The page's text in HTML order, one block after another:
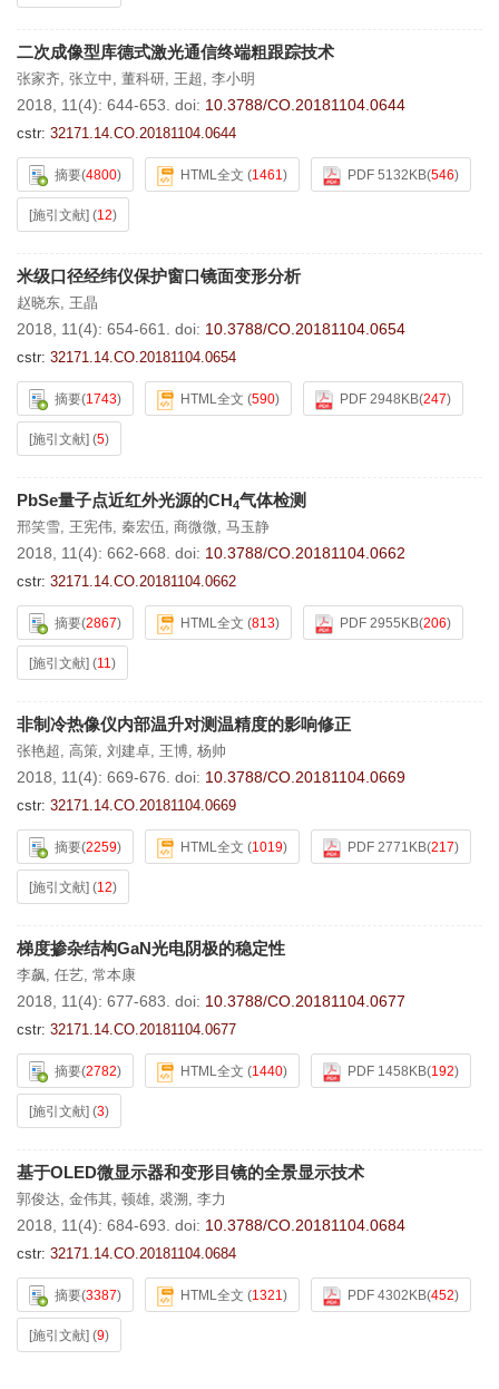
二次成像型库德式激光通信终端粗跟踪技术
张家齐, 张立中, 董科研, 王超, 李小明
2018, 11(4): 644-653. doi: 10.3788/CO.20181104.0644
cstr: 32171.14.CO.20181104.0644
摘要(4800) HTML全文 (1461) PDF 5132KB(546)
[施引文献] (12)
米级口径经纬仪保护窗口镜面变形分析
赵晓东, 王晶
2018, 11(4): 654-661. doi: 10.3788/CO.20181104.0654
cstr: 32171.14.CO.20181104.0654
摘要(1743) HTML全文 (590) PDF 2948KB(247)
[施引文献] (5)
PbSe量子点近红外光源的CH4气体检测
邢笑雪, 王宪伟, 秦宏伍, 商微微, 马玉静
2018, 11(4): 662-668. doi: 10.3788/CO.20181104.0662
cstr: 32171.14.CO.20181104.0662
摘要(2867) HTML全文 (813) PDF 2955KB(206)
[施引文献] (11)
非制冷热像仪内部温升对测温精度的影响修正
张艳超, 高策, 刘建卓, 王博, 杨帅
2018, 11(4): 669-676. doi: 10.3788/CO.20181104.0669
cstr: 32171.14.CO.20181104.0669
摘要(2259) HTML全文 (1019) PDF 2771KB(217)
[施引文献] (12)
梯度掺杂结构GaN光电阴极的稳定性
李飙, 任艺, 常本康
2018, 11(4): 677-683. doi: 10.3788/CO.20181104.0677
cstr: 32171.14.CO.20181104.0677
摘要(2782) HTML全文 (1440) PDF 1458KB(192)
[施引文献] (3)
基于OLED微显示器和变形目镜的全景显示技术
郭俊达, 金伟其, 顿雄, 裘溯, 李力
2018, 11(4): 684-693. doi: 10.3788/CO.20181104.0684
cstr: 32171.14.CO.20181104.0684
摘要(3387) HTML全文 (1321) PDF 4302KB(452)
[施引文献] (9)